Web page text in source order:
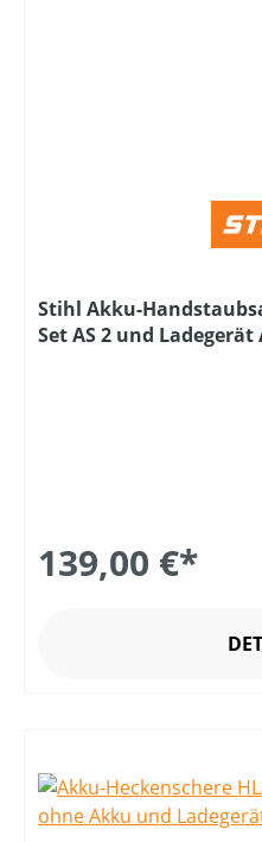
Stihl Akku-
Set AS 2 und Ladegerät
139,00 €*